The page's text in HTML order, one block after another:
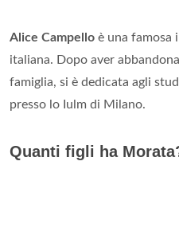
Alice Campello è una famosa
italiana. Dopo aver
famiglia, si è dedicata agli
presso lo Iulm di Milano.
Quanti figli ha